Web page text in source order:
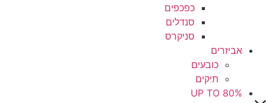
כפכפים
סנדלים
סניקרס
אביזרים
כובעים
תיקים
UP TO 80%